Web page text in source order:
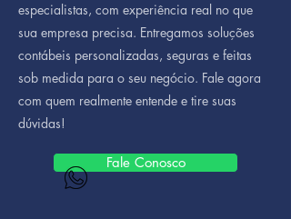
especialistas, com experiência real no que
sua empresa precisa. Entregamos soluções
contábeis personalizadas, seguras e feitas
sob medida para o seu negócio. Fale agora
com quem realmente entende e tire suas
dúvidas!
Fale Conosco